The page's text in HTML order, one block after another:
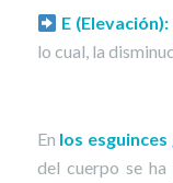
E (Elevación):
lo cual, la
En los esguinces
del cuerpo se